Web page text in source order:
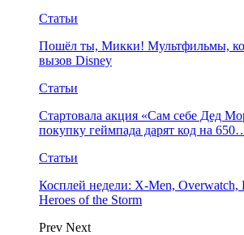
Статьи
Пошёл ты, Микки! Мультфильмы,
вызов Disney
Статьи
Стартовала акция «Сам себе Дед
покупку геймпада дарят код на
Статьи
Косплей недели: X-Men, Overwatch,
Heroes of the Storm
Prev Next